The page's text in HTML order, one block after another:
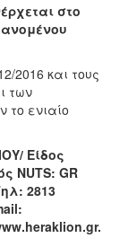
στο
2016 και τους
των
ενιαίο
Είδος
NUTS: GR
2813